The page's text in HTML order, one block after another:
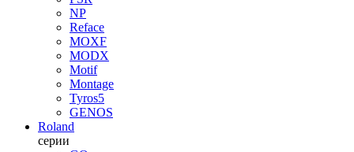
NP
Reface
MOXF
MODX
Motif
Montage
Tyros5
GENOS
Roland
серии